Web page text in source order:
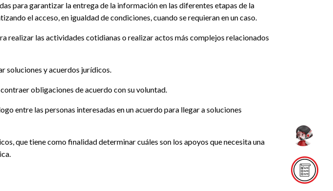
para garantizar la entrega de la información en las diferentes etapas de la
el acceso, en igualdad de condiciones, cuando se requieran en un caso.
realizar las actividades cotidianas o realizar actos más complejos relacionados
soluciones y acuerdos jurídicos.
obligaciones de acuerdo con su voluntad.
entre las personas interesadas en un acuerdo para llegar a soluciones
que tiene como finalidad determinar cuáles son los apoyos que necesita una